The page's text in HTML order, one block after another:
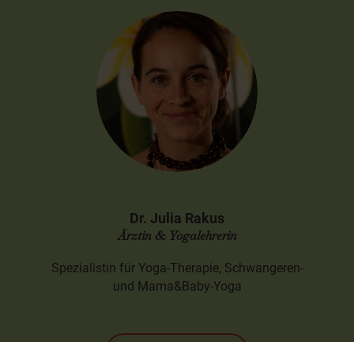
Dr. Julia Rakus
Ärztin & Yogalehrerin
Spezialistin für Yoga-Therapie, Schwangeren-
und Mama&Baby-Yoga